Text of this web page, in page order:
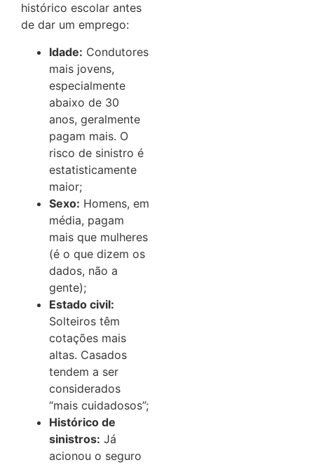
histórico escolar antes
de dar um emprego:
Idade: Condutores
mais jovens,
especialmente
abaixo de 30
anos, geralmente
pagam mais. O
risco de sinistro é
estatisticamente
maior;
Sexo: Homens, em
média, pagam
mais que mulheres
(é o que dizem os
dados, não a
gente);
Estado civil:
Solteiros têm
cotações mais
altas. Casados
tendem a ser
considerados
“mais cuidadosos”;
Histórico de
sinistros: Já
acionou o seguro